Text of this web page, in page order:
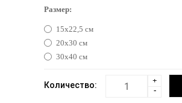
Размер:
15х22,5 см
20х30 см
30х40 см
Количество:
+
-